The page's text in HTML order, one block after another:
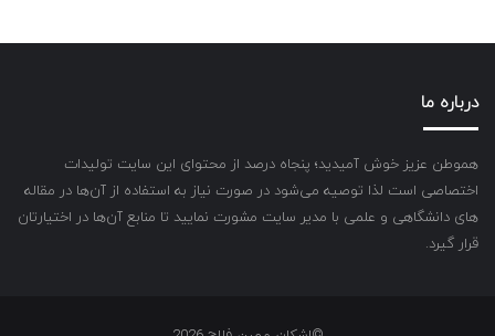
درباره ما
هموطن عزیز خوش آمیدید؛ پنجاه درصد از محتوای این سایت تولیدات
اختصاصی است لذا توصیه می‌شود در صورت نیاز به استفاده از آن‌ها در مقاله
های دانشگاهی و علمی با مدیر سایت مشورت نمایید تا منابع آن‌ها در اختیارتان
قرار گیرد.